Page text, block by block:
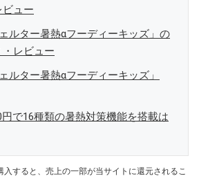
ビュー
ルター暑熱αフーディーキッズ」の
レビュー
ルター暑熱αフーディーキッズ」
で16種類の暑熱対策機能を搭載は
すると、売上の一部が当サイトに還元されるこ